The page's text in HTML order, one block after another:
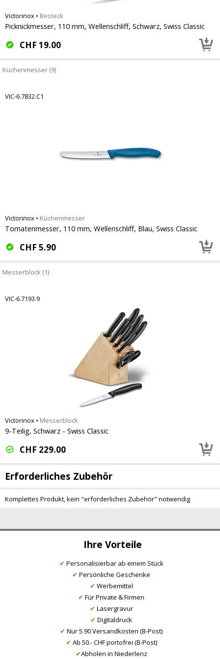
Ihre Vorteile
✔ Personalisierbar ab einem Stück
✔ Persönliche Geschenke
✔ Werbemittel
✔ Für Private & Firmen
✔ Lasergravur
✔ Digitaldruck
✔ Nur 5.90 Versandkosten (B-Post)
✔ Ab 50.- CHF portofrei (B-Post)
✔Abholen in Niederlenz
Victorinox • Besteck
Picknickmesser, 110 mm, Wellenschliff, Schwarz, Swiss Classic
CHF 19.00
Küchenmesser (9)
VIC-6.7832.C1
Victorinox • Küchenmesser
Tomatenmesser, 110 mm, Wellenschliff, Blau, Swiss Classic
CHF 5.90
Messerblock (1)
VIC-6.7193.9
Victorinox • Messerblock
9-Teilig, Schwarz - Swiss Classic
CHF 229.00
Erforderliches Zubehör
Komplettes Produkt, kein "erforderliches Zubehör" notwendig